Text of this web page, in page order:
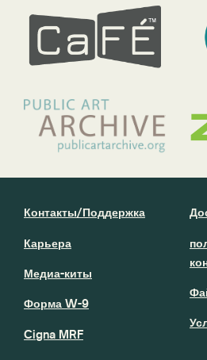
Контакты/Поддержка
Карьера
Медиа-киты
Форма W-9
Cigna MRF